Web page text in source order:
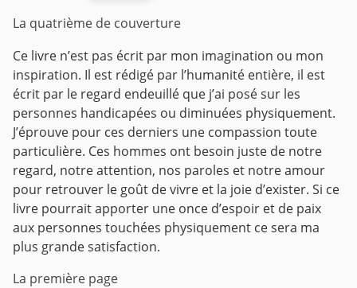
La quatrième de couverture
Ce livre n’est pas écrit par mon imagination ou mon
inspiration. Il est rédigé par l’humanité entière, il est
écrit par le regard endeuillé que j’ai posé sur les
personnes handicapées ou diminuées physiquement.
J’éprouve pour ces derniers une compassion toute
particulière. Ces hommes ont besoin juste de notre
regard, notre attention, nos paroles et notre amour
pour retrouver le goût de vivre et la joie d’exister. Si ce
livre pourrait apporter une once d’espoir et de paix
aux personnes touchées physiquement ce sera ma
plus grande satisfaction.
La première page